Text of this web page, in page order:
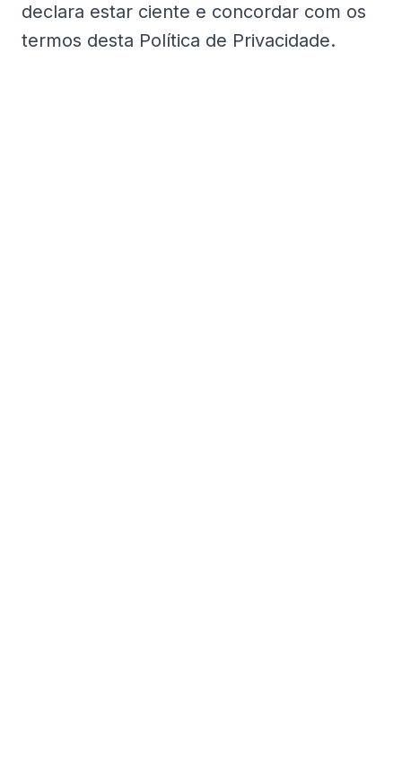
declara estar ciente e concordar com os
termos desta Política de Privacidade.